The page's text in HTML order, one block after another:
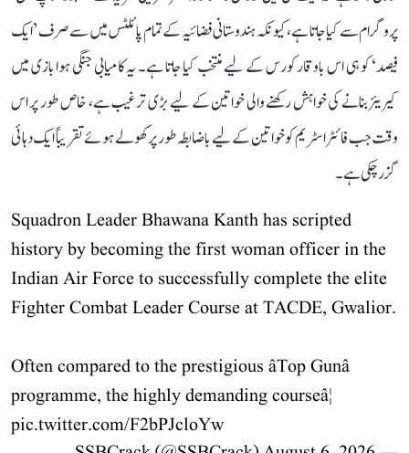
پروگرام سے کیا جاتا ہے، کیونکہ ہندوستانی فضائیہ کے تمام پائلٹس میں سے صرف ’ایک
فیصد‘ کو ہی اس باوقار کورس کے لیے منتخب کیا جاتا ہے۔ یہ کامیابی جنگی ہوا بازی میں
کیریئر بنانے کی خواہش رکھنے والی خواتین کے لیے بڑی ترغیب ہے، خاص طور پر اس
وقت جب فائٹر اسٹریم کو خواتین کے لیے باضابطہ طور پر کھولے ہوئے تقریباً ایک دہائی
گزر چکی ہے۔
Squadron Leader Bhawana Kanth has scripted
history by becoming the first woman officer in the
Indian Air Force to successfully complete the elite
Fighter Combat Leader Course at TACDE, Gwalior.
Often compared to the prestigious âTop Gunâ
programme, the highly demanding courseâ¦
pic.twitter.com/F2bPJcloYw